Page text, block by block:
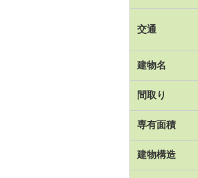
交通
建物名
間取り
専有面積
建物構造